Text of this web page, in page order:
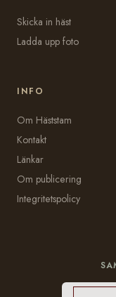
Skicka in häst
Ladda upp foto
INFO
Om Häststam
Kontakt
Länkar
Om publicering
Integritetspolicy